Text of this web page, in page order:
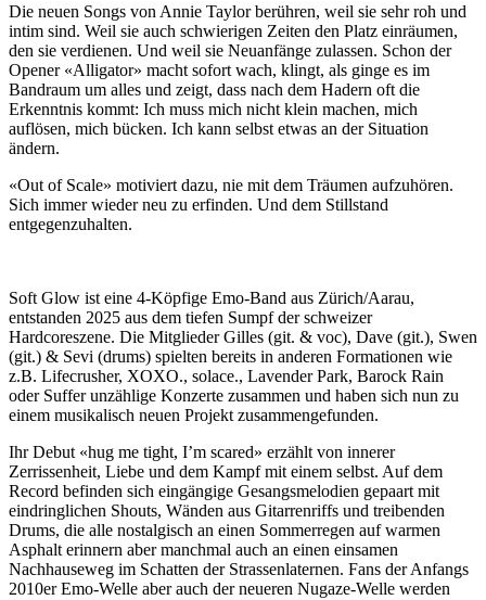
Die neuen Songs von Annie Taylor berühren, weil sie sehr roh und
intim sind. Weil sie auch schwierigen Zeiten den Platz einräumen,
den sie verdienen. Und weil sie Neuanfänge zulassen. Schon der
Opener «Alligator» macht sofort wach, klingt, als ginge es im
Bandraum um alles und zeigt, dass nach dem Hadern oft die
Erkenntnis kommt: Ich muss mich nicht klein machen, mich
auflösen, mich bücken. Ich kann selbst etwas an der Situation
ändern.
«Out of Scale» motiviert dazu, nie mit dem Träumen aufzuhören.
Sich immer wieder neu zu erfinden. Und dem Stillstand
entgegenzuhalten.
Soft Glow ist eine 4-Köpfige Emo-Band aus Zürich/Aarau,
entstanden 2025 aus dem tiefen Sumpf der schweizer
Hardcoreszene. Die Mitglieder Gilles (git. & voc), Dave (git.), Swen
(git.) & Sevi (drums) spielten bereits in anderen Formationen wie
z.B. Lifecrusher, XOXO., solace., Lavender Park, Barock Rain
oder Suffer unzählige Konzerte zusammen und haben sich nun zu
einem musikalisch neuen Projekt zusammengefunden.
Ihr Debut «hug me tight, I’m scared» erzählt von innerer
Zerrissenheit, Liebe und dem Kampf mit einem selbst. Auf dem
Record befinden sich eingängige Gesangsmelodien gepaart mit
eindringlichen Shouts, Wänden aus Gitarrenriffs und treibenden
Drums, die alle nostalgisch an einen Sommerregen auf warmen
Asphalt erinnern aber manchmal auch an einen einsamen
Nachhauseweg im Schatten der Strassenlaternen. Fans der Anfangs
2010er Emo-Welle aber auch der neueren Nugaze-Welle werden